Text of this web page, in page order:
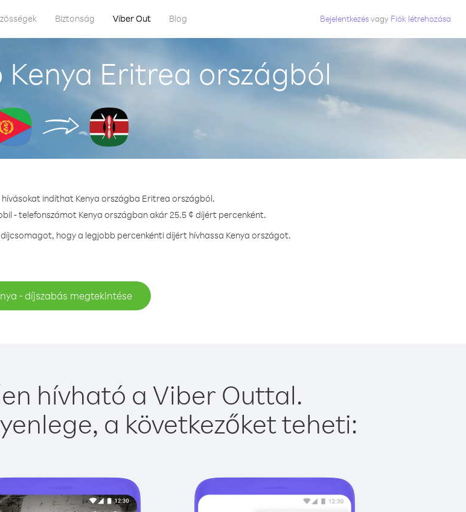
Biztonság Viber Out Blog Bejelentkezésvagy Fiók létrehozása
Eritrea országból
indíthat Kenya országba Eritrea országból.
- telefonszámot Kenya országban akár 25.5 ¢ díjért percenként.
hogy a legjobb percenkénti díjért hívhassa Kenya országot.
- díjszabás megtekintése
hívható a Viber Outtal.
a következőket teheti: